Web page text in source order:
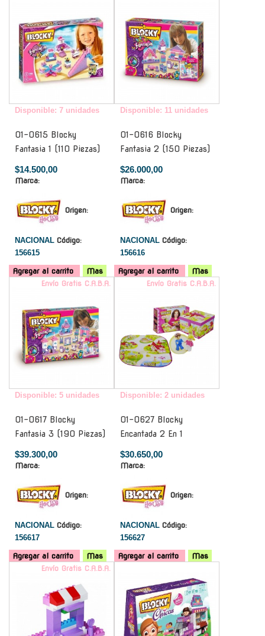
Disponible: 7 unidades
01-0615 Blocky
Fantasia 1 (110 Piezas)
$14.500,00
Marca:
Origen:
NACIONAL Código:
156615
Agregar al carrito Mas
Disponible: 11 unidades
01-0616 Blocky
Fantasia 2 (150 Piezas)
$26.000,00
Marca:
Origen:
NACIONAL Código:
156616
Agregar al carrito
Mas
Envío Gratis C.A.B.A.
Disponible: 5 unidades
01-0617 Blocky
Fantasia 3 (190 Piezas)
$39.300,00
Marca:
Origen:
NACIONAL Código:
156617
Agregar al carrito Mas
Envío Gratis C.A.B.A.
Disponible: 2 unidades
01-0627 Blocky
Encantada 2 En 1
$30.650,00
Marca:
Origen:
NACIONAL Código:
156627
Agregar al carrito
Mas
Envío Gratis C.A.B.A.